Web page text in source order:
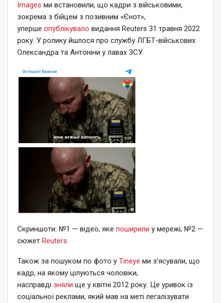
Images ми встановили, що кадри з військовими,
зокрема з бійцем з позивним «Єнот»,
уперше опублікувало видання Reuters 31 травня 2022
року. У ролику йшлося про службу ЛГБТ-військових
Олександра та Антоніни у лавах ЗСУ.
Скриншоти: №1 — відео, яке поширили у мережі; №2 —
сюжет Reuters
Також за пошуком по фото у Tineye ми з’ясували, що
кадр, на якому цілуються чоловіки,
насправді зняли ще у квітні 2012 року. Це уривок із
соціальної реклами, який мав на меті легалізувати